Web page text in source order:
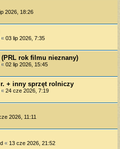
2026, 18:26
« 03 lip 2026, 7:35
(PRL rok filmu nieznany)
« 02 lip 2026, 15:45
r. + inny sprzęt rolniczy
« 24 cze 2026, 7:19
2026, 11:11
« 13 cze 2026, 21:52